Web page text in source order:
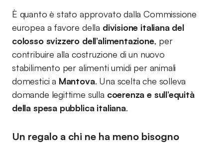
È quanto è stato approvato dalla Commissione
europea a favore della divisione italiana del
colosso svizzero dell’alimentazione, per
contribuire alla costruzione di un nuovo
stabilimento per alimenti umidi per animali
domestici a Mantova. Una scelta che solleva
domande legittime sulla coerenza e sull’equità
della spesa pubblica italiana.
Un regalo a chi ne ha meno bisogno